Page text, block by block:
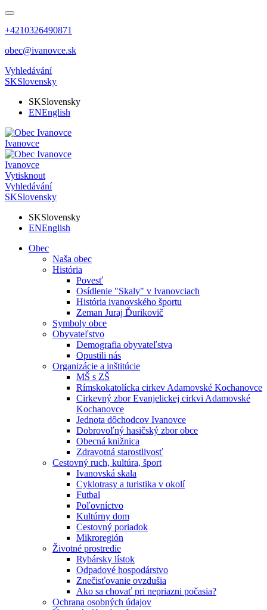
+4210326490871
obec@ivanovce.sk
Vyhledávání
SKSlovensky
SKSlovensky
ENEnglish
Ivanovce
Ivanovce
Vytisknout
Vyhledávání
SKSlovensky
SKSlovensky
ENEnglish
Obec
Naša obec
História
Povesť
Osídlenie "Skaly" v Ivanovciach
História ivanovského športu
Zeman Juraj Ďurikovič
Symboly obce
Obyvateľstvo
Demografia obyvateľstva
Opustili nás
Organizácie a inštitúcie
MŠ s ZŠ
Rímskokatolícka cirkev Adamovské Kochanovce
Cirkevný zbor Evanjelickej cirkvi Adamovské
Kochanovce
Jednota dôchodcov Ivanovce
Dobrovoľný hasičský zbor obce
Obecná knižnica
Zdravotná starostlivosť
Cestovný ruch, kultúra, šport
Ivanovská skala
Cyklotrasy a turistika v okolí
Futbal
Poľovníctvo
Kultúrny dom
Cestovný poriadok
Mikroregión
Životné prostredie
Rybársky lístok
Odpadové hospodárstvo
Znečisťovanie ovzdušia
Ako sa chovať pri nepriazni počasia?
Ochrana osobných údajov